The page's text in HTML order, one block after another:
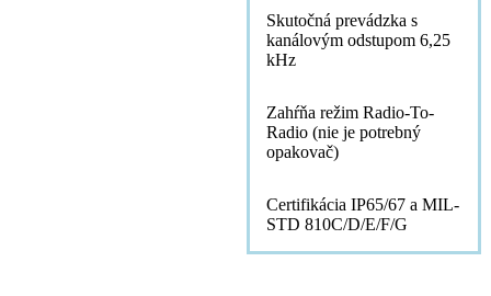
Skutočná prevádzka s
kanálovým odstupom 6,25
kHz
Zahŕňa režim Radio-To-
Radio (nie je potrebný
opakovač)
Certifikácia IP65/67 a MIL-
STD 810C/D/E/F/G